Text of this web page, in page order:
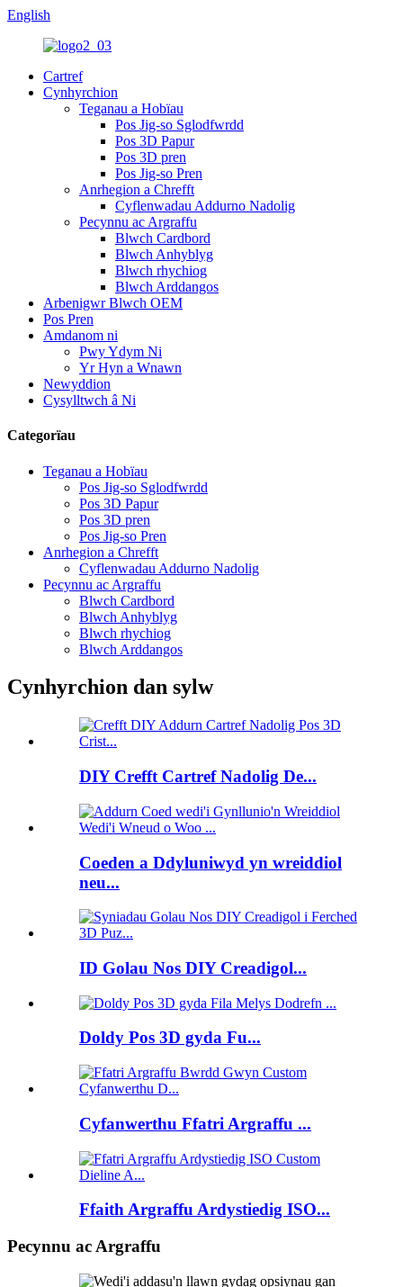
English
Cartref
Cynhyrchion
Teganau a Hobïau
Pos Jig-so Sglodfwrdd
Pos 3D Papur
Pos 3D pren
Pos Jig-so Pren
Anrhegion a Chrefft
Cyflenwadau Addurno Nadolig
Pecynnu ac Argraffu
Blwch Cardbord
Blwch Anhyblyg
Blwch rhychiog
Blwch Arddangos
Arbenigwr Blwch OEM
Pos Pren
Amdanom ni
Pwy Ydym Ni
Yr Hyn a Wnawn
Newyddion
Cysylltwch â Ni
Categorïau
Teganau a Hobïau
Pos Jig-so Sglodfwrdd
Pos 3D Papur
Pos 3D pren
Pos Jig-so Pren
Anrhegion a Chrefft
Cyflenwadau Addurno Nadolig
Pecynnu ac Argraffu
Blwch Cardbord
Blwch Anhyblyg
Blwch rhychiog
Blwch Arddangos
Cynhyrchion dan sylw
DIY Crefft Cartref Nadolig De...
Coeden a Ddyluniwyd yn wreiddiol
neu...
ID Golau Nos DIY Creadigol...
Doldy Pos 3D gyda Fu...
Cyfanwerthu Ffatri Argraffu ...
Ffaith Argraffu Ardystiedig ISO...
Pecynnu ac Argraffu